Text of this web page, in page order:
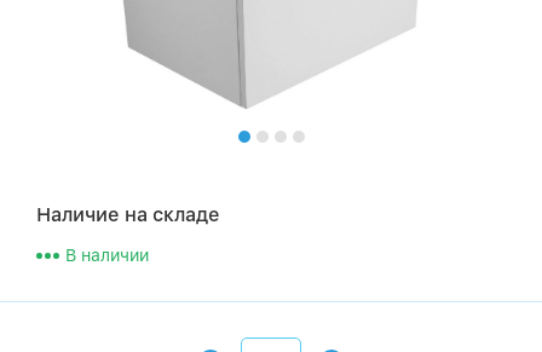
Наличие на складе
В наличии